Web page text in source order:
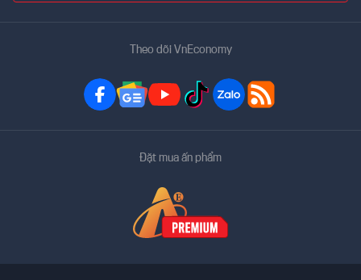
Theo dõi VnEconomy
Đặt mua ấn phẩm